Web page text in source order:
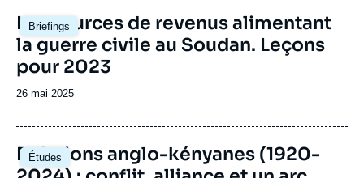
Briefings
Image
principale
Les sources de revenus alimentant
la guerre civile au Soudan. Leçons
pour 2023
Date
publication
26 mai 2025
Études
Image
principale
Relations anglo-kényanes (1920-